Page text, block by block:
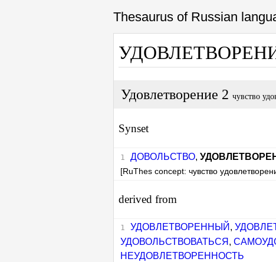
Thesaurus of Russian
Удовлетворение 2 чувство
Synset
ДОВОЛЬСТВО,
[RuThes concept: чувство
derived from
УДОВЛЕТВОРЕННЫЙ ,
УДОВОЛЬСТВОВАТЬСЯ ,
НЕУДОВЛЕТВОРЕННОСТЬ